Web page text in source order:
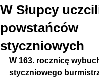
W Słupcy
powstańców
styczniowych
W 163. rocznicę
styczniowego